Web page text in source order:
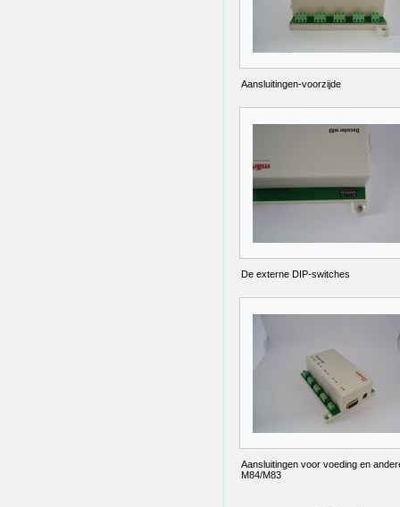
Aansluitingen-voorzijde
De externe DIP-switches
Aansluitingen voor voeding en
M84/M83